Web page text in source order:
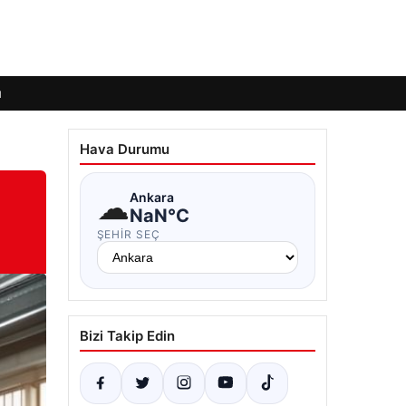
Hava Durumu
☁Ankara
NaN°C
ŞEHIR SEÇ
Bizi Takip Edin